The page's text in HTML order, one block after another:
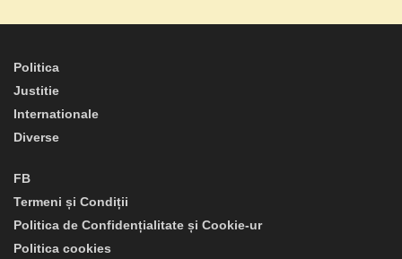
Politica
Justitie
Internationale
Diverse
FB
Termeni și Condiții
Politica de Confidențialitate și Cookie-ur
Politica cookies